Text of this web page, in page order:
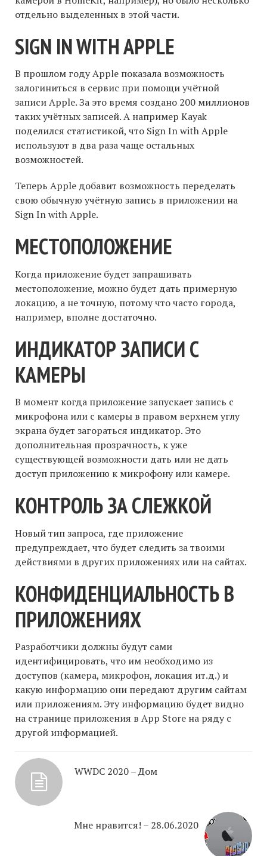
отдельно выделенных в этой части.
SIGN IN WITH APPLE
В прошлом году Apple показала возможность
залогиниться в сервис при помощи учётной
записи Apple. За это время создано 200 миллионов
таких учётных записей. А например Kayak
поделился статистикой, что Sign In with Apple
используют в два раза чаще остальных
возможностей.
Теперь Apple добавит возможность переделать
свою обычную учётную запись в приложении на
Sign In with Apple.
МЕСТОПОЛОЖЕНИЕ
Когда приложение будет запрашивать
местоположение, можно будет дать примерную
локацию, а не точную, потому что часто города,
например, вполне достаточно.
ИНДИКАТОР ЗАПИСИ С
КАМЕРЫ
В момент когда приложение запускает запись с
микрофона или с камеры в правом верхнем углу
экрана будет загораться индикатор. Это
дополнительная прозрачность, к уже
существующей возможности дать или не дать
доступ приложению к микрофону или камере.
КОНТРОЛЬ ЗА СЛЕЖКОЙ
Новый тип запроса, где приложение
предупреждает, что будет следить за твоими
действиями в других приложениях или на сайтах.
КОНФИДЕНЦИАЛЬНОСТЬ В
ПРИЛОЖЕНИЯХ
Разработчики должны будут сами
идентифицировать, что им необходимо из
доступов (камера, микрофон, локация ит.д.) и
какую информацию они передают другим сайтам
или приложениям. Эту информацию будет видно
на странице приложения в App Store на ряду с
другой информацией.
WWDC 2020 – Дом
Мне нравится! – 28.06.2020